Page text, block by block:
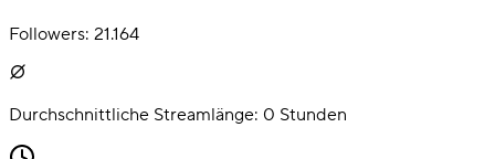
Followers: 21.164
Durchschnittliche Streamlänge: 0 Stunden